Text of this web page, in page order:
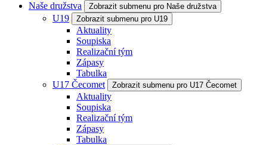
Naše družstva
Zobrazit submenu pro Naše družstva
U19 Zobrazit submenu pro U19
Aktuality
Soupiska
Realizační tým
Zápasy
Tabulka
U17 Čecomet
Zobrazit submenu pro U17 Čecomet
Aktuality
Soupiska
Realizační tým
Zápasy
Tabulka